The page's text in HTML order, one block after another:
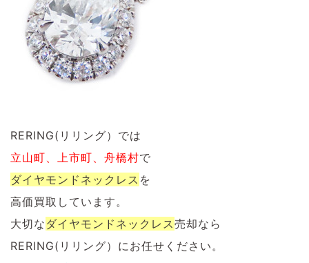
RERING(リリング）では
立山町、上市町、舟橋村で
ダイヤモンド ネックレス を
高価買取しています。
大切な ダイヤモンドネックレス売却なら
RERING(リリング）にお任せください。